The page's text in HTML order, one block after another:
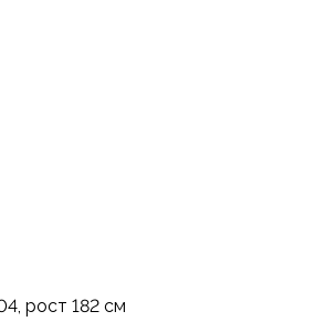
рост 182 см